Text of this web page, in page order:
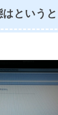
というと